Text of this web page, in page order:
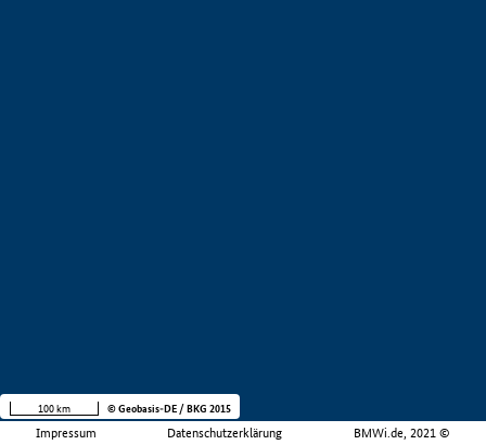
Impressum Datenschutzerklärung BMWi.de, 2021 ©
100 km © Geobasis-DE / BKG 2015